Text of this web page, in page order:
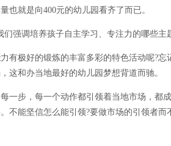
也就是向400元的幼儿园看齐了而已。
强调培养孩子自主学习、专注力的哪些主
极好的锻炼的丰富多彩的特色活动呢?忘
这和办当地最好的幼儿园梦想背道而驰。
步，每一个动作都引领着当地市场，都
不能坚信怎么能引领?要做市场的引领者而